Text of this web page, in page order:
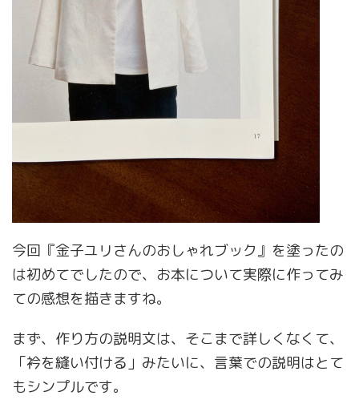
今回『金子ユリさんのおしゃれブック』を塗ったの
は初めてでしたので、お本について実際に作ってみ
ての感想を描きますね。
まず、作り方の説明文は、そこまで詳しくなくて、
「衿を縫い付ける」みたいに、言葉での説明はとて
もシンプルです。